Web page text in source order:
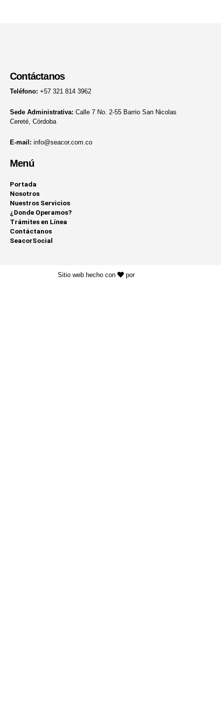
Contáctanos
Teléfono: +57 321 814 3962
Sede Administrativa: Calle 7 No. 2-55 Barrio San Nicolas
Cereté, Córdoba
E-mail: info@seacor.com.co
Menú
Portada
Nosotros
Nuestros Servicios
¿Donde Operamos?
Trámites en Línea
Contáctanos
SeacorSocial
Sitio web hecho con por